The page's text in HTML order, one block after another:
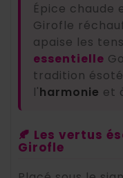
Épice chaude
Girofle
apaise les
essentielle
tradition
l'harmonie et
🍂 Les vertus
Girofle